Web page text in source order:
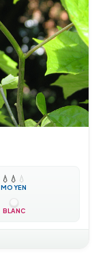
💧 💧 💧
MOYEN
BLANC